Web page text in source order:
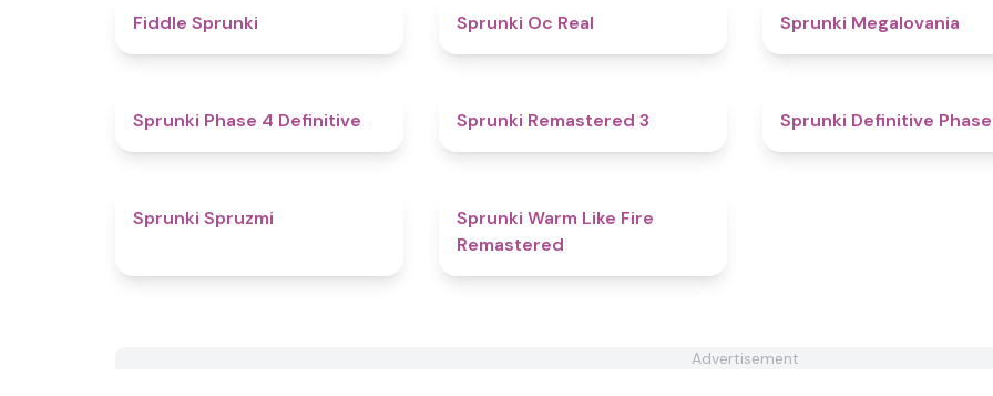
Fiddle Sprunki Sprunki Oc Real Sprunki Megalovania
Sprunki Phase 4 Definitive Sprunki Remastered 3 Sprunki Definitive Phase
Sprunki Spruzmi
Sprunki Warm Like Fire
Remastered
Advertisement